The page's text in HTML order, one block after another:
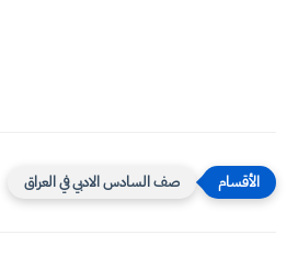
صف السادس الادبي في العراق